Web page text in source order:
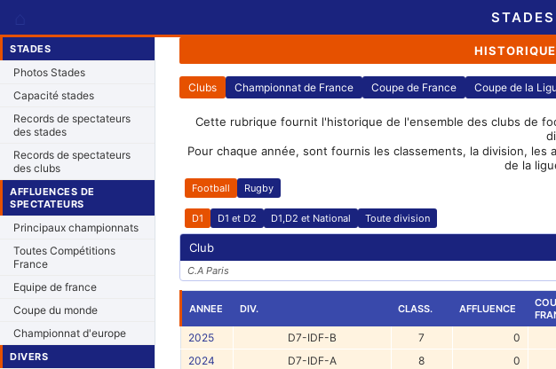
STADES
Photos Stades
Capacité stades
Records de spectateurs
des stades
Records de spectateurs
des clubs
AFFLUENCES DE
SPECTATEURS
Principaux championnats
Toutes Compétitions
France
Equipe de france
Coupe du monde
Championnat d'europe
DIVERS
Clubs Championnat de France Coupe de France Coupe de la
Cette rubrique fournit l'historique de l'ensemble des clubs de
Pour chaque année, sont fournis les classements, la division,
de la
Football Rugby
D1 D1 et D2 D1,D2 et National Toute division
Club
C.A Paris
ANNEE DIV. CLASS. AFFLUENCE
2025 D7-IDF-B 7 0
2024
D7-IDF-A 8 0